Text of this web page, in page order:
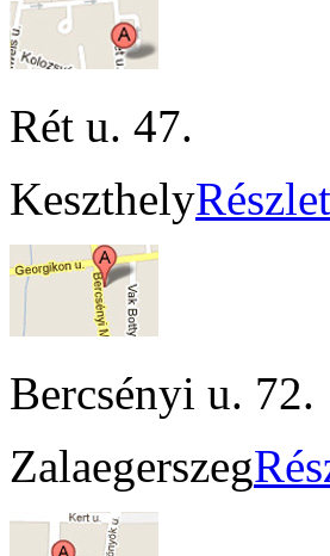
Rét u. 47.
Keszthely
Bercsényi u. 72.
Zalaegerszeg